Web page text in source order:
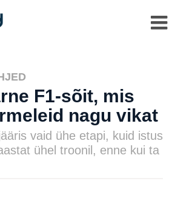
F1-sõit, mis
nagu vikat
vaid ühe etapi, kuid istus
ühel troonil, enne kui ta